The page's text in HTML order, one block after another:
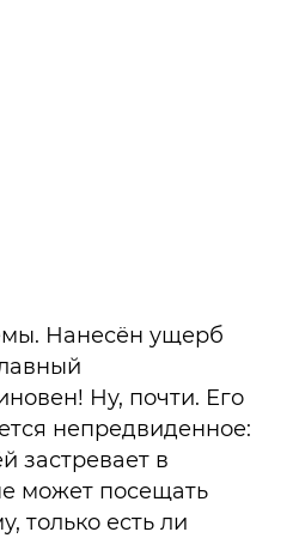
Нанесён ущерб
Ну, почти. Его
непредвиденное:
застревает в
может посещать
только есть ли